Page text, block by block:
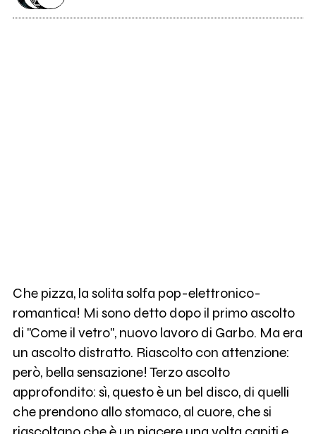
Che pizza, la solita solfa pop-elettronico-
romantica! Mi sono detto dopo il primo ascolto
di "Come il vetro", nuovo lavoro di Garbo. Ma era
un ascolto distratto. Riascolto con attenzione:
però, bella sensazione! Terzo ascolto
approfondito: sì, questo è un bel disco, di quelli
che prendono allo stomaco, al cuore, che si